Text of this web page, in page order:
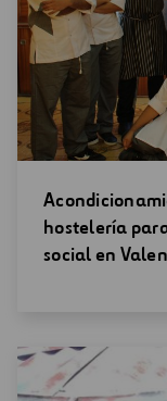
Abrir
una
nueva
hostelería
social en